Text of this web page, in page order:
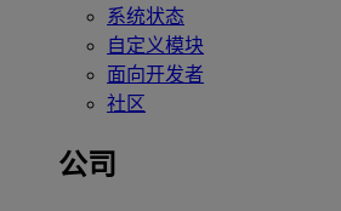
系统状态
自定义模块
面向开发者
社区
公司